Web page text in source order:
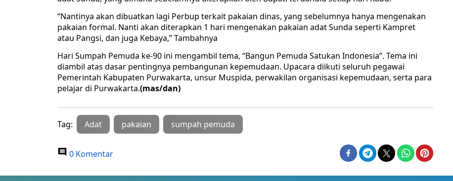
“Nantinya akan dibuatkan lagi Perbup terkait pakaian dinas, yang sebelumnya hanya mengenakan
pakaian formal. Nanti akan diterapkan 1 hari mengenakan pakaian adat Sunda seperti Kampret
atau Pangsi, dan juga Kebaya,” Tambahnya
Hari Sumpah Pemuda ke-90 ini mengambil tema, “Bangun Pemuda Satukan Indonesia”. Tema ini
diambil atas dasar pentingnya pembangunan kepemudaan. Upacara diikuti seluruh pegawai
Pemerintah Kabupaten Purwakarta, unsur Muspida, perwakilan organisasi kepemudaan, serta para
pelajar di Purwakarta.(mas/dan)
Tag: Adat pakaian sumpah pemuda
0 Komentar